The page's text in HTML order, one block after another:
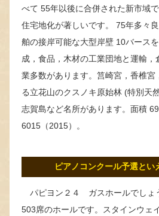
べて 55年以後に合併された新市域
住宅地化が著しいです。 75年多々
舶の接岸可能な大型岸壁 10バース
成，食品，木材の工業団地と運輸，
業多数があります。筥崎宮，香椎宮
る立花山のクスノキ原始林 (特別天
志賀島など名所があります。面積
6015（2015）。
ピアノコンクール予選とい
パピヨン２４ ガスホールでしょ
503席のホールです。スタインウェ